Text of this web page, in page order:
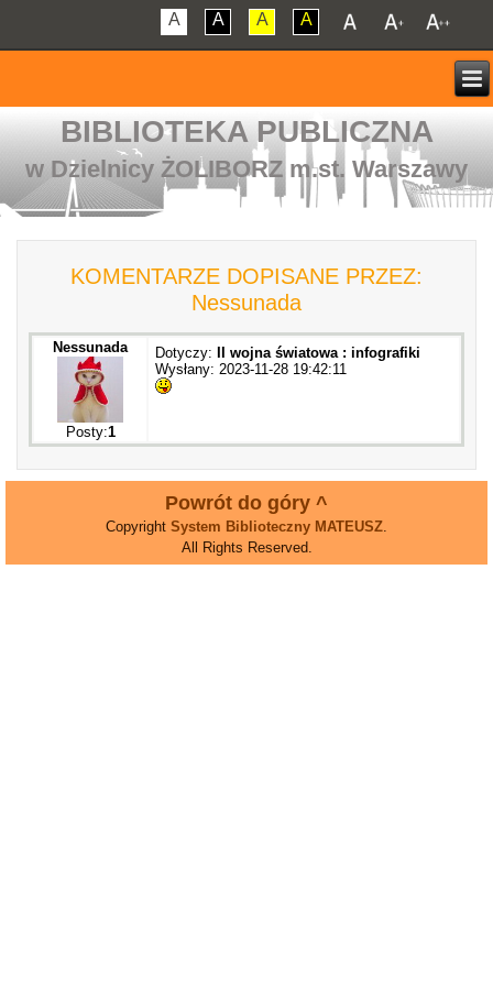
A A A A
BIBLIOTEKA PUBLICZNA
w Dzielnicy ŻOLIBORZ m.st. Warszawy
KOMENTARZE DOPISANE PRZEZ:
Nessunada
Nessunada
Posty:1
Dotyczy:
II wojna światowa : infografiki
Wysłany: 2023-11-28 19:42:11
Powrót do góry ^
Copyright System Biblioteczny MATEUSZ
All Rights Reserved.